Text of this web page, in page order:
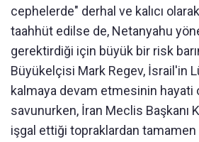
cephelerde" derhal ve kalıcı
taahhüt edilse de, Netanyahu
gerektirdiği için büyük bir risk
Büyükelçisi Mark Regev, İsrail'in
kalmaya devam etmesinin hayati
savunurken, İran Meclis Başkanı
işgal ettiği topraklardan